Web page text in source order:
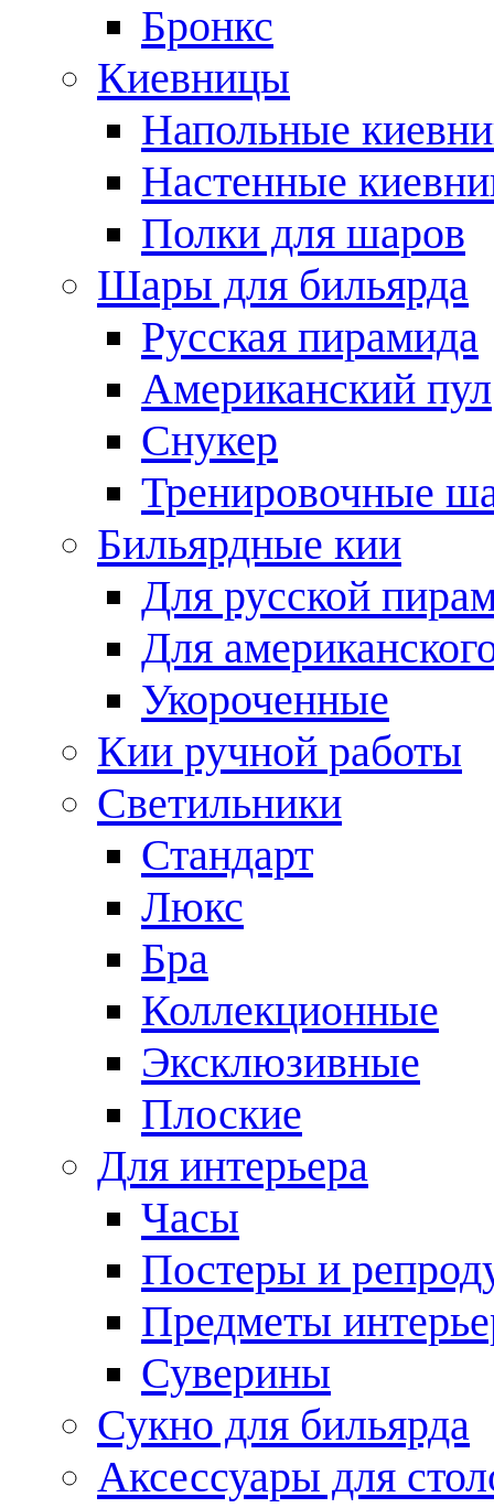
Бронкс
Киевницы
Напольные
Настенные
Полки для шаров
Шары для бильярда
Русская пирамида
Американский пул
Снукер
Тренировочные
Бильярдные кии
Для русской
Для
Укороченные
Кии ручной работы
Светильники
Стандарт
Люкс
Бра
Коллекционные
Эксклюзивные
Плоские
Для интерьера
Часы
Постеры и
Предметы
Суверины
Сукно для бильярда
Аксессуары для